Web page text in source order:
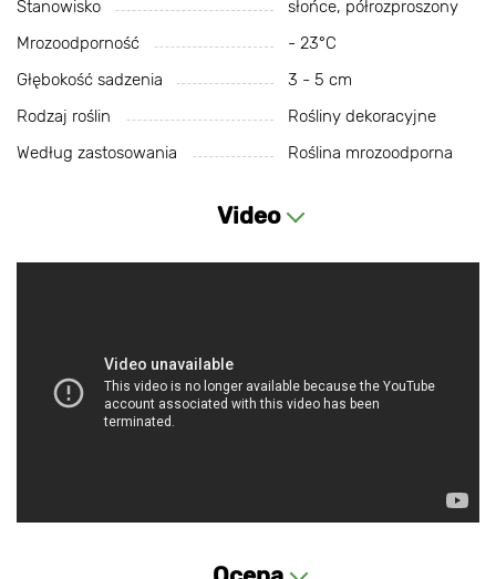
Stanowisko
słońce, półrozproszony
Mrozoodporność
- 23°C
Głębokość sadzenia
3 - 5 cm
Rodzaj roślin
Rośliny dekoracyjne
Według zastosowania
Roślina mrozoodporna
Video